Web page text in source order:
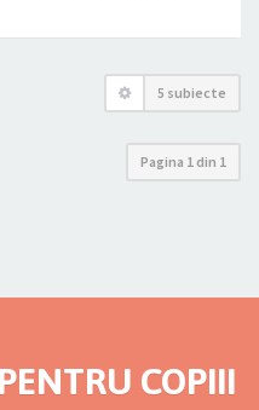
5 subiecte
Pagina 1 din 1
COPIII